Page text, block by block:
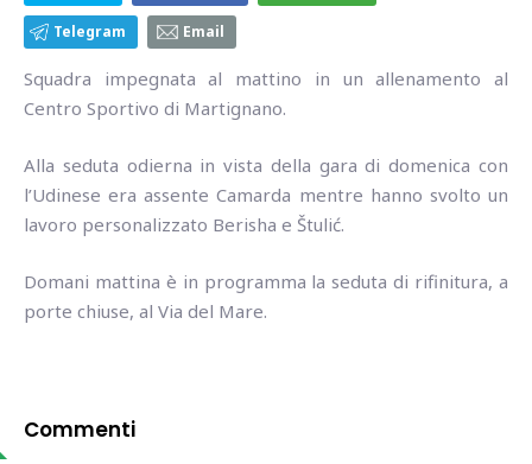
Telegram Email
Squadra impegnata al mattino in un allenamento al
Centro Sportivo di Martignano.
Alla seduta odierna in vista della gara di domenica con
l’Udinese era assente Camarda mentre hanno svolto un
lavoro personalizzato Berisha e Štulić.
Domani mattina è in programma la seduta di rifinitura, a
porte chiuse, al Via del Mare.
Commenti